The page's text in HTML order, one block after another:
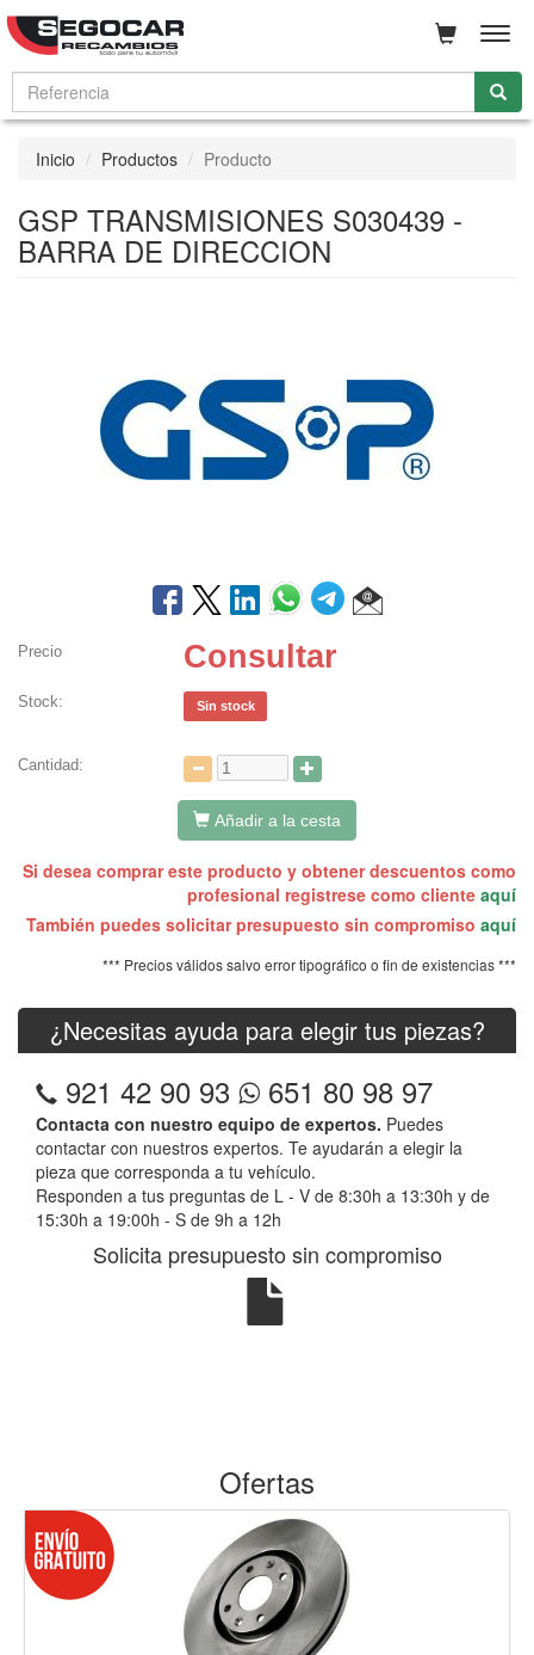
Inicio Productos Producto
GSP TRANSMISIONES S030439 -
BARRA DE DIRECCION
Precio Consultar
Stock: Sin stock
Cantidad:
Añadir a la cesta
Si desea comprar este producto y obtener descuentos como
profesional registrese como cliente aquí
También puedes solicitar presupuesto sin compromiso aquí
*** Precios válidos salvo error tipográfico o fin de existencias ***
¿Necesitas ayuda para elegir tus piezas?
921 42 90 93 651 80 98 97
Contacta con nuestro equipo de expertos. Puedes
contactar con nuestros expertos. Te ayudarán a elegir la
pieza que corresponda a tu vehículo.
Responden a tus preguntas de L - V de 8:30h a 13:30h y de
15:30h a 19:00h - S de 9h a 12h
Solicita presupuesto sin compromiso
Ofertas